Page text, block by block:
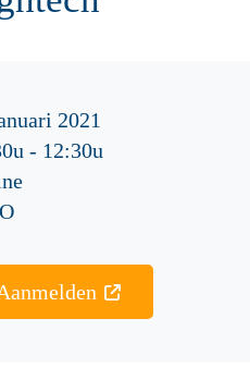
2021
- 12:30u